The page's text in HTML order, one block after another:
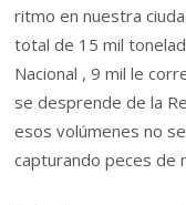
ritmo en nuestra
total de 15 mil
Nacional , 9 mil le
se desprende de la
esos volúmenes no
capturando peces de